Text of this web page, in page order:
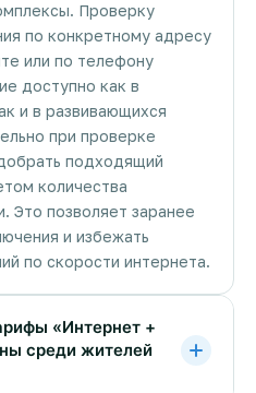
Проверку
по конкретному адресу
или по телефону
доступно как в
и в развивающихся
при проверке
подходящий
количества
Это позволяет заранее
и избежать
по скорости интернета.
«Интернет +
среди жителей